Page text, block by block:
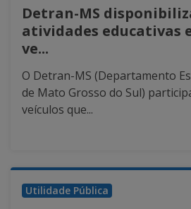
Detran-MS
atividades educativas
ve...
O Detran-MS (Departamento
de Mato Grosso do Sul)
veículos que...
Utilidade Pública